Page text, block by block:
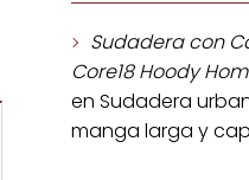
Sudadera con
Core18 Hoody
en Sudadera
manga larga y